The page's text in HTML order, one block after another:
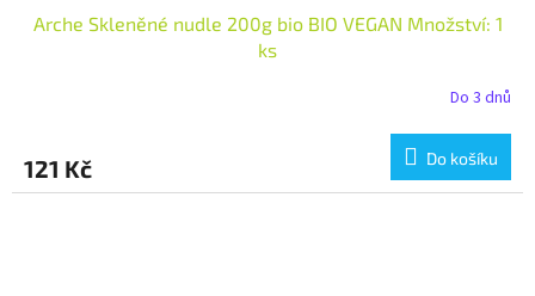
Arche Skleněné nudle 200g bio BIO VEGAN Množství: 1
ks
Do 3 dnů
121 Kč Do košíku